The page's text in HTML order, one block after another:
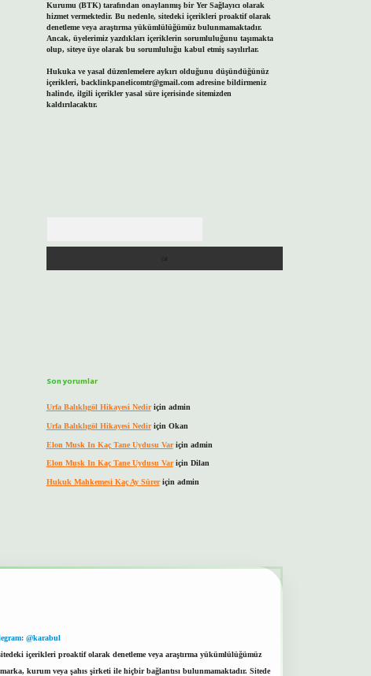
Kurumu (BTK) tarafından onaylanmış bir Yer Sağlayıcı olarak
hizmet vermektedir. Bu nedenle, sitedeki içerikleri proaktif olarak
denetleme veya araştırma yükümlülüğümüz bulunmamaktadır.
Ancak, üyelerimiz yazdıkları içeriklerin sorumluluğunu taşımakta
olup, siteye üye olarak bu sorumluluğu kabul etmiş sayılırlar.
Hukuka ve yasal düzenlemelere aykırı olduğunu düşündüğünüz
içerikleri, backlinkpanelicomtr@gmail.comadresine bildirmeniz
halinde, ilgili içerikler yasal süre içerisinde sitemizden
kaldırılacaktır.
Son yorumlar
Urfa Balıklıgöl Hikayesi Nediriçin admin
Urfa Balıklıgöl Hikayesi Nediriçin Okan
Elon Musk In Kaç Tane Uydusu Variçin admin
Elon Musk In Kaç Tane Uydusu Variçin Dilan
Hukuk Mahkemesi Kaç Ay Süreriçin admin
@karabul
içerikleri proaktif olarak denetleme veya araştırma yükümlülüğümüz
kurum veya şahıs şirketi ile hiçbir bağlantısı bulunmamaktadır. Sitede